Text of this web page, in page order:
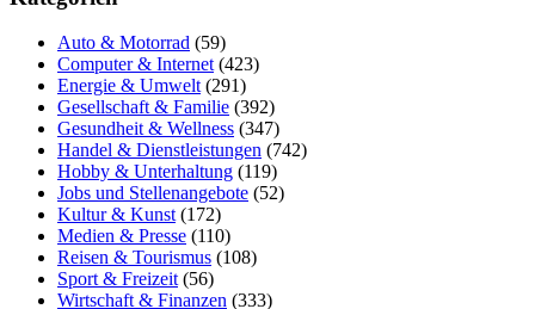
Auto & Motorrad (59)
Computer & Internet (423)
Energie & Umwelt (291)
Gesellschaft & Familie (392)
Gesundheit & Wellness (347)
Handel & Dienstleistungen (742)
Hobby & Unterhaltung (119)
Jobs und Stellenangebote (52)
Kultur & Kunst (172)
Medien & Presse (110)
Reisen & Tourismus (108)
Sport & Freizeit (56)
Wirtschaft & Finanzen (333)